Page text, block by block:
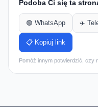
Podoba Ci się ta
🟢 WhatsApp ✈️
📋 Kopiuj link
Pomóż innym potwierdzić, czy